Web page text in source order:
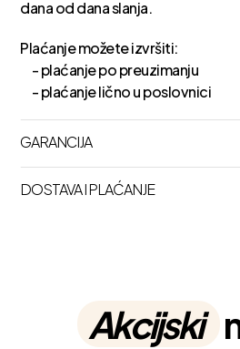
dana od dana slanja.
Plaćanje možete izvršiti:
- plaćanje po preuzimanju
- plaćanje lično u poslovnici
GARANCIJA
DOSTAVA I PLAĆANJE
Akcijski